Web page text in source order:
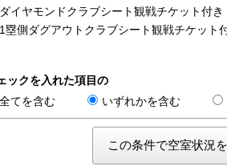
ダイヤモンドクラブシート観戦チケット付
1塁側ダグアウトクラブシート観戦チケット
ックを入れた項目の
全てを含む
いずれかを含む